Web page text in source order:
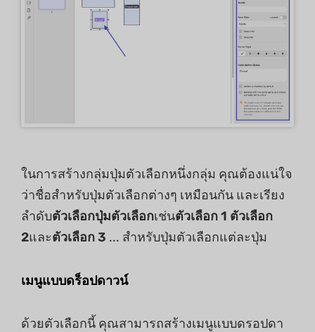
ในการสร้างกลุ่มปุ่มตัวเลือกหนึ่งกลุ่ม คุณต้องแน่ใจ
ว่าชื่อสำหรับปุ่มตัวเลือกต่างๆ เหมือนกัน และเรียง
ลำดับตัวเลือกปุ่มตัวเลือกเช่นตัวเลือก 1 ตัวเลือก
2และตัวเลือก 3 ... สำหรับปุ่มตัวเลือกแต่ละปุ่ม
เมนูแบบดร็อปดาวน์
ด้วยตัวเลือกนี้ คุณสามารถสร้างเมนูแบบดรอปดา